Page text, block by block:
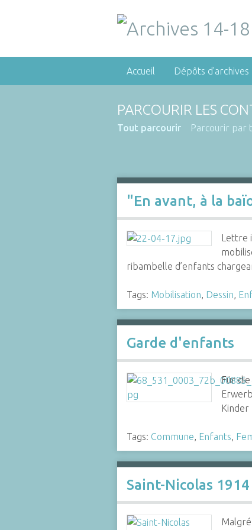
Accueil Dépôts d'archives
PARCOURIR LES
Tout parcourir Parcourir par
"En avant, à la
Lettre
ribambelle d’enfants
Tags: Mobilisation, Dessin,
Garde d'enfants
Für
Kinder
Tags: Commune, Enfants,
Saint-Nicolas 1914